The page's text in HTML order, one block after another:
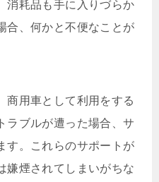
消耗品も手に入りづらか
合、何かと不便なことが
商用車として利用をする
ラブルが遭った場合、サ
す。これらのサポートが
嫌煙されてしまいがちな